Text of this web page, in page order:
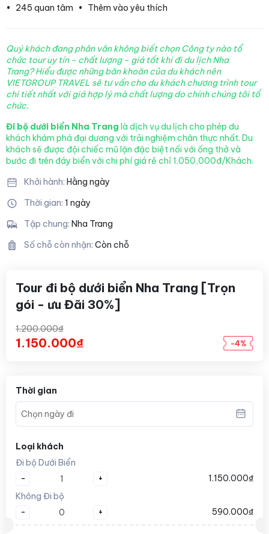
• 245 quan tâm • Thêm vào yêu thích
Quý khách đang phân vân không biết chọn Công ty nào tổ
chức tour uy tín - chất lượng - giá tốt khi đi du lịch Nha
Trang?Hiểu được những băn khoăn của du khách nên
VIETGROUP TRAVEL sẽ tư vấn cho du khách chương trình tour
chi tiết nhất với giá hợp lý mà chất lượng do chính chúng tôi tổ
chức.
Đi bộ dưới biển Nha Trang là dịch vụ du lịch cho phép du
khách khám phá đại dương với trải nghiệm chân thực nhất. Du
khách sẽ được đội chiếc mũ lặn đặc biệt nối với ống thở và
bước đi trên đáy biển với chi phí giá rẻ chỉ 1.050,000đ/Khách.
Khởi hành: Hằng ngày
Thời gian: 1 ngày
Tập chung: Nha Trang
Số chỗ còn nhận: Còn chỗ
Tour đi bộ dưới biển Nha Trang [Trọn
gói - ưu Đãi 30%]
1.200.000₫
1.150.000₫ -4%
Thời gian
Loại khách
Đi bộ Dưới Biển
-
+
1.150.000₫
Không Đi bộ
-
+ 590.000₫